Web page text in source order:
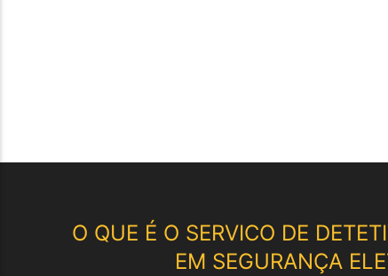
O QUE É O SERVICO DE
EM SEGURANÇA